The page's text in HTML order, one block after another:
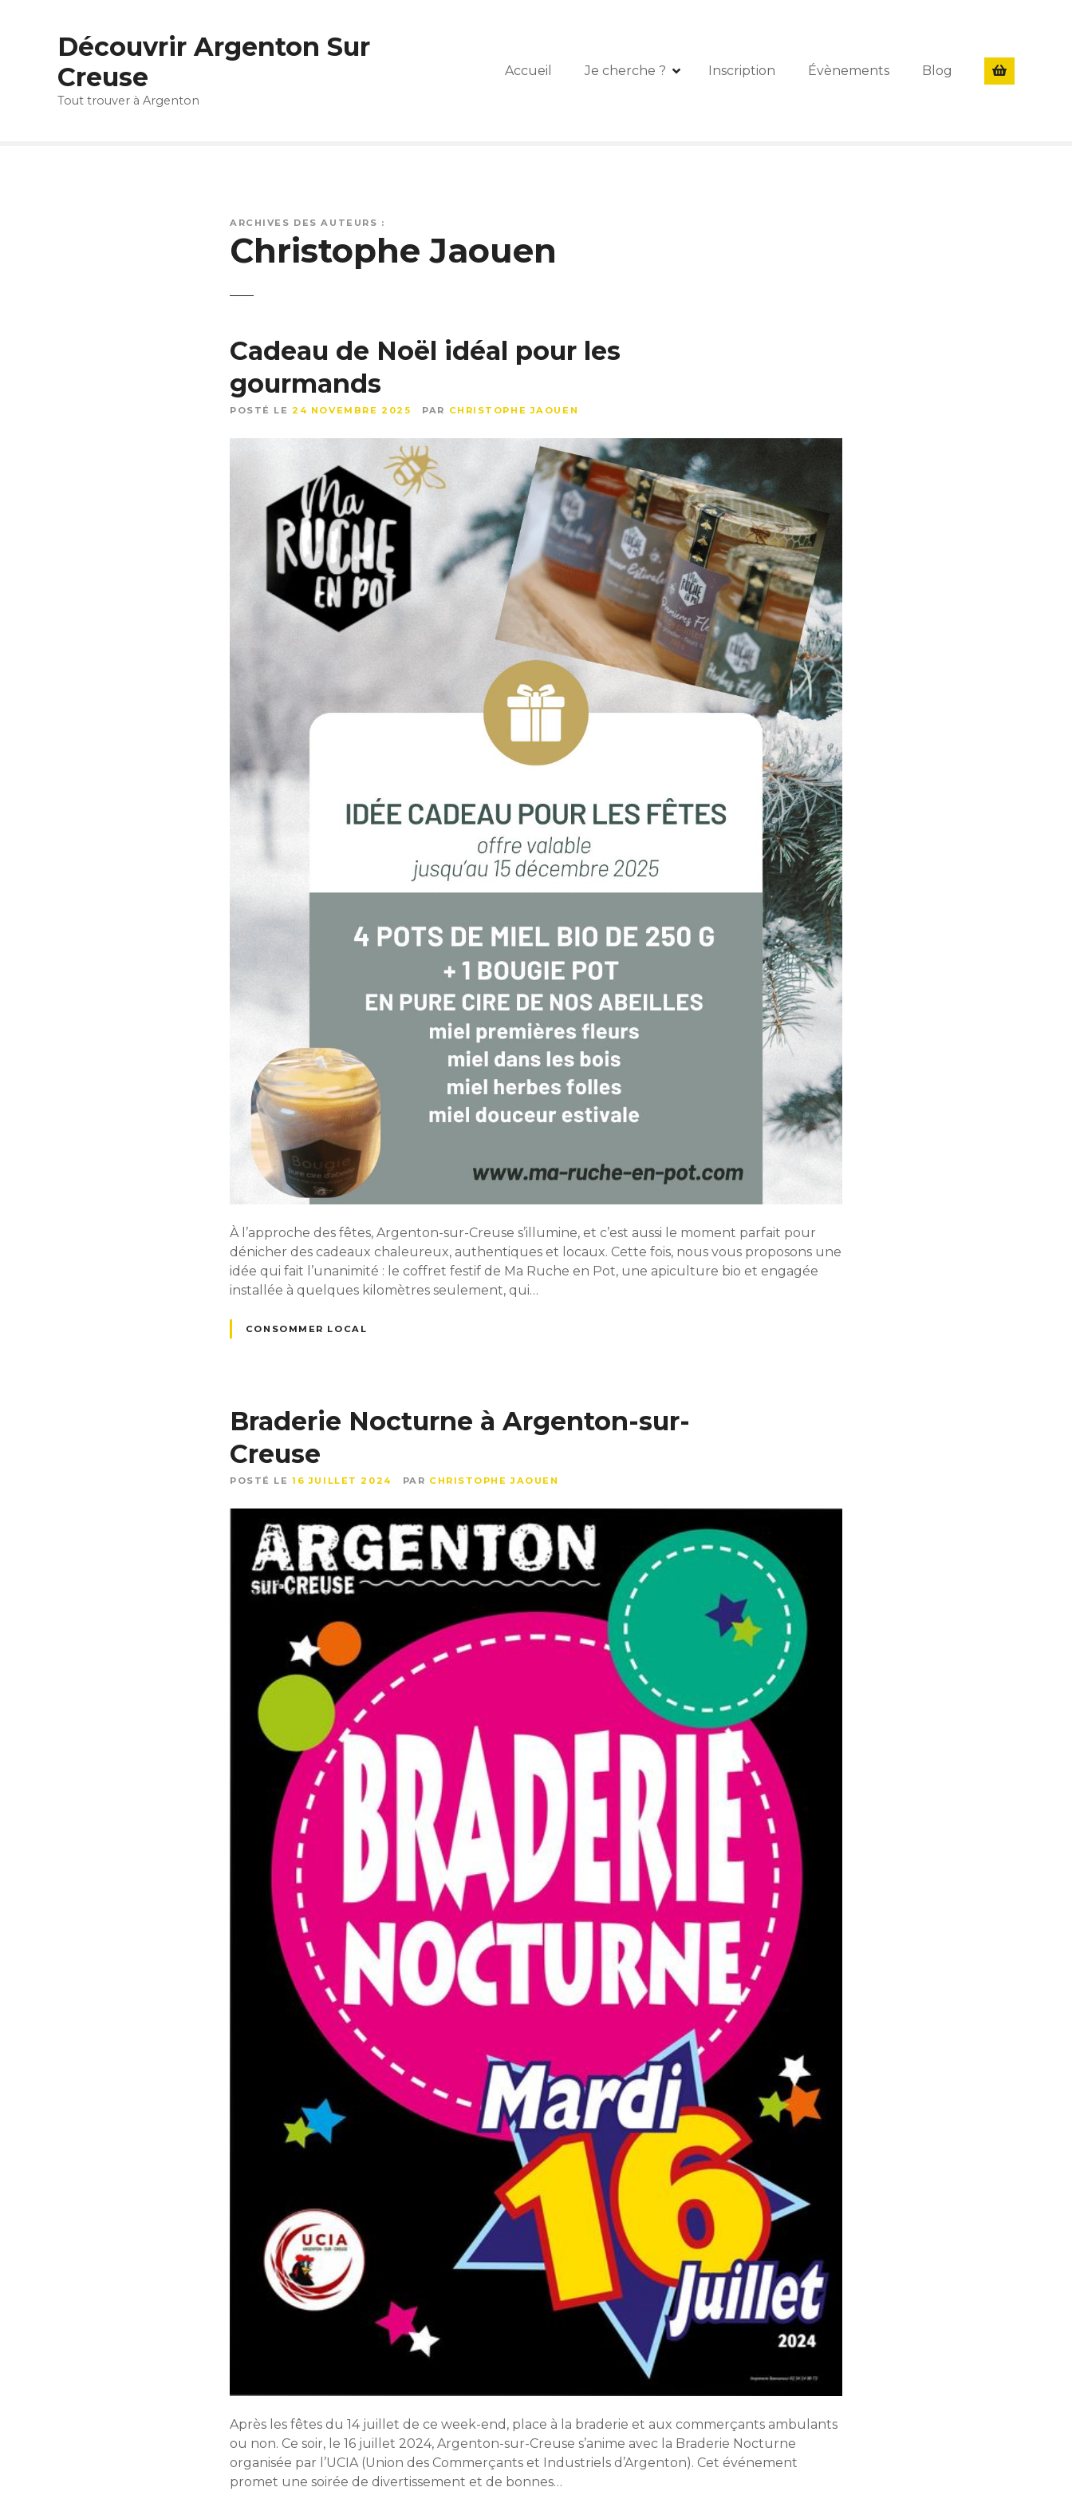
Découvrir Argenton Sur
Creuse
Tout trouver à Argenton
Accueil Je cherche ? Inscription Évènements Blog
ARCHIVES DES AUTEURS :
Christophe Jaouen
Cadeau de Noël idéal pour les
gourmands
POSTÉ LE 24 NOVEMBRE 2025 PAR CHRISTOPHE JAOUEN
À l’approche des fêtes, Argenton-sur-Creuse s’illumine, et c’est aussi le moment parfait pour
dénicher des cadeaux chaleureux, authentiques et locaux. Cette fois, nous vous proposons une
idée qui fait l’unanimité : le coffret festif de Ma Ruche en Pot, une apiculture bio et engagée
installée à quelques kilomètres seulement, qui…
CONSOMMER LOCAL
Braderie Nocturne à Argenton-sur-
Creuse
POSTÉ LE 16 JUILLET 2024 PAR CHRISTOPHE JAOUEN
Après les fêtes du 14 juillet de ce week-end, place à la braderie et aux commerçants ambulants
ou non. Ce soir, le 16 juillet 2024, Argenton-sur-Creuse s’anime avec la Braderie Nocturne
organisée par l’UCIA (Union des Commerçants et Industriels d’Argenton). Cet événement
promet une soirée de divertissement et de bonnes…